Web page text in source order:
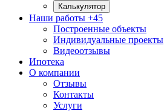
Калькулятор
Наши работы +45
Построенные объекты
Индивидуальные проекты
Видеоотзывы
Ипотека
О компании
Отзывы
Контакты
Услуги